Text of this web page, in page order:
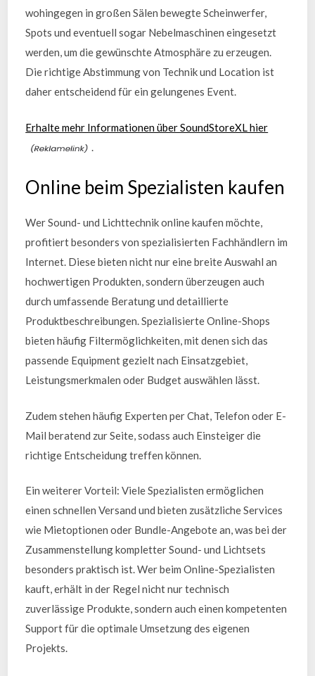
wohingegen in großen Sälen bewegte Scheinwerfer,
Spots und eventuell sogar Nebelmaschinen eingesetzt
werden, um die gewünschte Atmosphäre zu erzeugen.
Die richtige Abstimmung von Technik und Location ist
daher entscheidend für ein gelungenes Event.
Erhalte mehr Informationen über SoundStoreXL hier
Online beim Spezialisten kaufen
Wer Sound- und Lichttechnik online kaufen möchte,
profitiert besonders von spezialisierten Fachhändlern im
Internet. Diese bieten nicht nur eine breite Auswahl an
hochwertigen Produkten, sondern überzeugen auch
durch umfassende Beratung und detaillierte
Produktbeschreibungen. Spezialisierte Online-Shops
bieten häufig Filtermöglichkeiten, mit denen sich das
passende Equipment gezielt nach Einsatzgebiet,
Leistungsmerkmalen oder Budget auswählen lässt.
Zudem stehen häufig Experten per Chat, Telefon oder E-
Mail beratend zur Seite, sodass auch Einsteiger die
richtige Entscheidung treffen können.
Ein weiterer Vorteil: Viele Spezialisten ermöglichen
einen schnellen Versand und bieten zusätzliche Services
wie Mietoptionen oder Bundle-Angebote an, was bei der
Zusammenstellung kompletter Sound- und Lichtsets
besonders praktisch ist. Wer beim Online-Spezialisten
kauft, erhält in der Regel nicht nur technisch
zuverlässige Produkte, sondern auch einen kompetenten
Support für die optimale Umsetzung des eigenen
Projekts.